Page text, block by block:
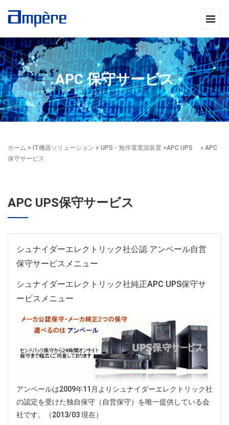
APC 保守サービス
ホーム > IT機器ソリューション > UPS - 無停電電源装置 >APC UPS
» APC
保守サービス
APC UPS保守サービス
シュナイダーエレクトリック社公認 アンペール自営
保守サービスメニュー
シュナイダーエレクトリック社純正APC UPS保守サ
ービスメニュー
アンペールは2009年11月よりシュナイダーエレクトリック社
の認定を受けた独自保守（自営保守）を唯一提供している会
社です。（2013/03 現在）